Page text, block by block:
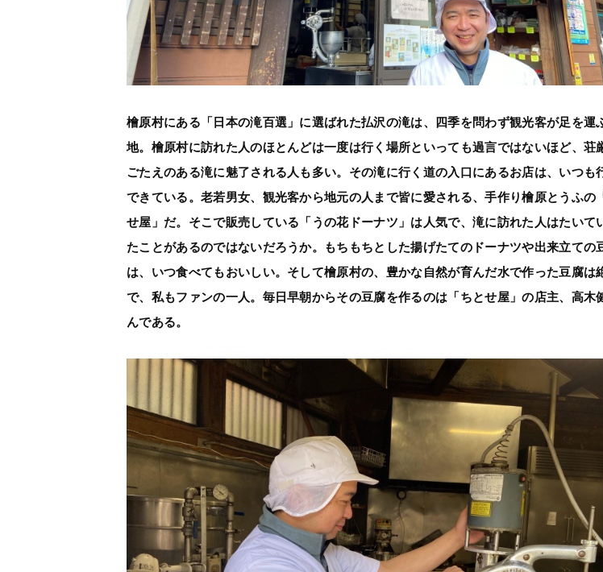
檜原村にある「日本の滝百選」に選ばれた払沢の滝は、四季を問わず観光客が足を運
地。檜原村に訪れた人のほとんどは一度は行く場所といっても過言ではないほど、荘
ごたえのある滝に魅了される人も多い。その滝に行く道の入口にあるお店は、いつも
できている。老若男女、観光客から地元の人まで皆に愛される、手作り檜原とうふの
せ屋」だ。そこで販売している「うの花ドーナツ」は人気で、滝に訪れた人はたいて
たことがあるのではないだろうか。もちもちとした揚げたてのドーナツや出来立ての
は、いつ食べてもおいしい。そして檜原村の、豊かな自然が育んだ水で作った豆腐は
で、私もファンの一人。毎日早朝からその豆腐を作るのは「ちとせ屋」の店主、高木
んである。